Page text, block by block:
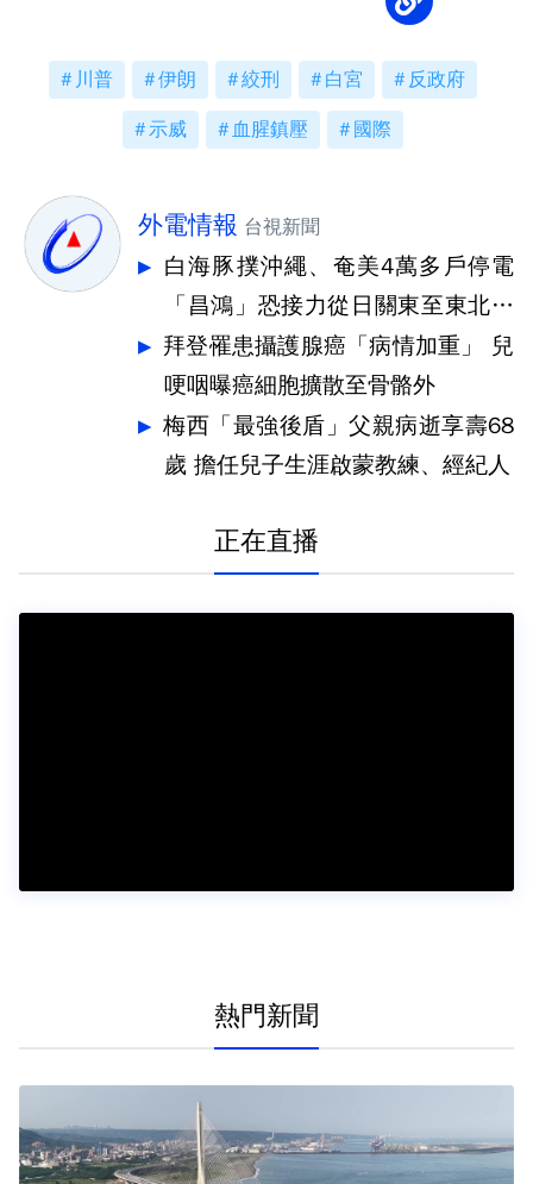
川普 伊朗 絞刑 白宮 反政府
示威 血腥鎮壓 國際
外電情報 台視新聞
白海豚撲沖繩、奄美4萬多戶停電
「昌鴻」恐接力從日關東至東北登
陸
拜登罹患攝護腺癌「病情加重」 兒
哽咽曝癌細胞擴散至骨骼外
梅西「最強後盾」父親病逝享壽68
歲 擔任兒子生涯啟蒙教練、經紀人
正在直播
熱門新聞